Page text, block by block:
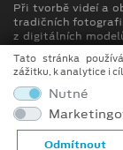
Při tvorbě videí a
tradičních fotografií
z digitálních
Auto Kora top s.r.o.
M. Alše 780, Krásno
757 01 Valašské
Tato stránka
zážitku, k analytice i
Nutné
Odmítnout